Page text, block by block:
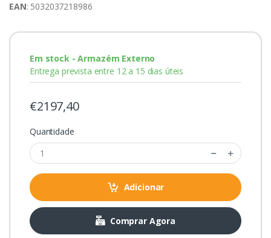
EAN: 5032037218986
Em stock - Armazém Externo
Entrega prevista entre 12 a 15 dias úteis
€2197,40
Quantidade
Adicionar
Comprar Agora